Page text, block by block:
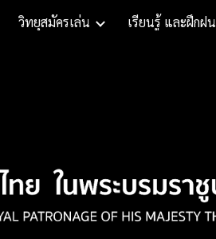
Skip to navigation
วิทยุสมัครเล่น เรียนรู้ และฝึกฝน